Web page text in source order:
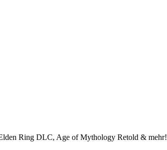
Ring DLC, Age of Mythology Retold & mehr!